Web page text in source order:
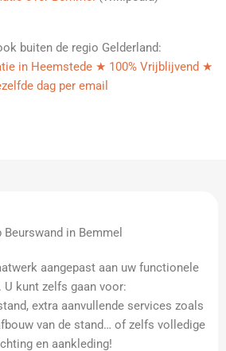
buiten de regio Gelderland:
in Heemstede ★ 100% Vrijblijvend ★
dag per email
Beurswand in Bemmel
aangepast aan uw functionele
U kunt zelfs gaan voor:
extra aanvullende services zoals
van de stand… of zelfs volledige
en aankleding!